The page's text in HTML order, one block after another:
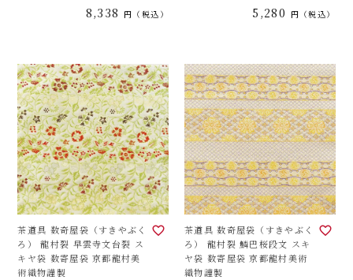
8,338 税込 5,280 税込
茶道具 数奇屋袋（すきやぶく
ろ） 龍村裂 早雲寺文台裂 ス
キヤ袋 数寄屋袋 京都龍村美
術織物謹製
茶道具 数奇屋袋（すきやぶく
ろ） 龍村裂 鱗巴桜段文 スキ
ヤ袋 数寄屋袋 京都龍村美術
織物謹製